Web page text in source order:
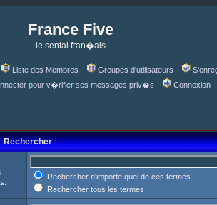
France Five
le sentai fran�ais
Liste des Membres Groupes d'utilisateurs
pour v�rifier ses messages priv�s Connexion
Rechercher
Rechercher n'importe quel de ces termes
Rechercher tous les termes